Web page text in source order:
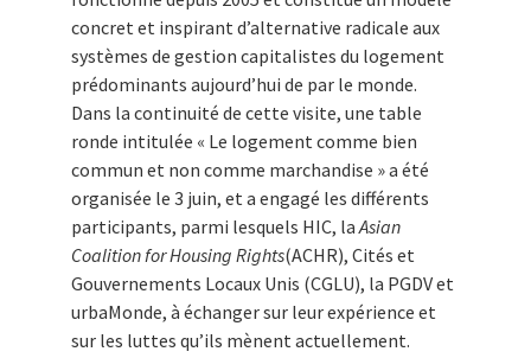
concret et inspirant d’alternative radicale aux
systèmes de gestion capitalistes du logement
prédominants aujourd’hui de par le monde.
Dans la continuité de cette visite, une table
ronde intitulée « Le logement comme bien
commun et non comme marchandise » a été
organisée le 3 juin, et a engagé les différents
participants, parmi lesquels HIC, la Asian
Coalition for Housing Rights(ACHR), Cités et
Gouvernements Locaux Unis (CGLU), la PGDV et
urbaMonde, à échanger sur leur expérience et
sur les luttes qu’ils mènent actuellement.